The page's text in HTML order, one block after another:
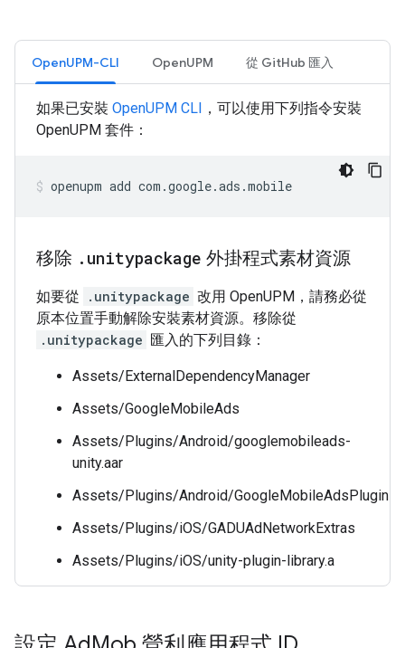
OpenUPM-CLI OpenUPM 從 GitHub 匯入
如果已安裝 OpenUPM CLI ，可以使用下列指令安裝
OpenUPM 套件：
openupm add com.google.ads.mobile
移除 . unitypackage 外掛程式素材資源
如要從 .unitypackage 改用 OpenUPM，請務必從
原本位置手動解除安裝素材資源。移除從
.unitypackage 匯入的下列目錄：
Assets/ExternalDependencyManager
Assets/GoogleMobileAds
Assets/Plugins/Android/googlemobileads-
unity.aar
Assets/Plugins/Android/GoogleMobileAdsPlugin
Assets/Plugins/iOS/GADUAdNetworkExtras
Assets/Plugins/iOS/unity-plugin-library.a